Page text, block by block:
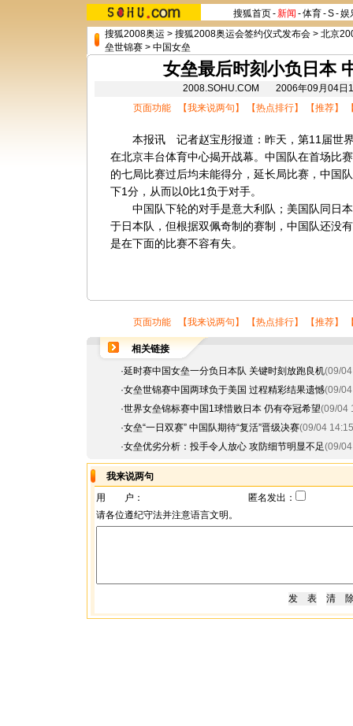
搜狐首页-新闻 -体育-S-娱
搜狐2008奥运 > 搜狐2008奥运会签约仪式发布会 > 北京
垒世锦赛 > 中国女垒
女垒最后时刻小负日本
2008.SOHU.COM 2006年09月04
页面功能 【我来说两句 】 【热点排行】 【推荐】
本报讯 记者赵宝彤报道：昨天，第11届世界
在北京丰台体育中心揭开战幕。中国队在首场比
的七局比赛过后均未能得分，延长局比赛，中国
下1分，从而以0比1负于对手。
中国队下轮的对手是意大利队；美国队同日本
于日本队，但根据双佩奇制的赛制，中国队还没
是在下面的比赛不容有失。
页面功能 【我来说两句 】 【热点排行】 【推荐】
相关链接
·延时赛中国女垒一分负日本队 关键时刻放跑良机(09/
·女垒世锦赛中国两球负于美国 过程精彩结果遗憾(09/
·世界女垒锦标赛中国1球惜败日本 仍有夺冠希望(09/04
·女垒“一日双赛” 中国队期待“复活”晋级决赛(09/04
·女垒优劣分析：投手令人放心 攻防细节明显不足(09/
我来说两句
用 户：
匿名发出：
请各位遵纪守法并注意语言文明。